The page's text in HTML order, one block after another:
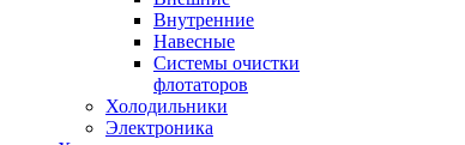
Внутренние
Навесные
Системы очистки
флотаторов
Холодильники
Электроника